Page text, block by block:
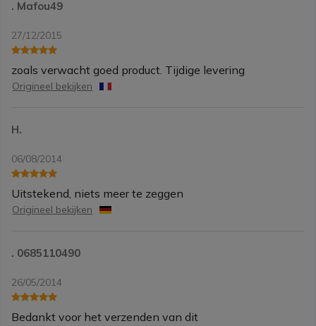
. Mafou49
27/12/2015
zoals verwacht goed product. Tijdige levering
Origineel bekijken
H.
06/08/2014
Uitstekend, niets meer te zeggen
Origineel bekijken
. 0685110490
26/05/2014
Bedankt voor het verzenden van dit